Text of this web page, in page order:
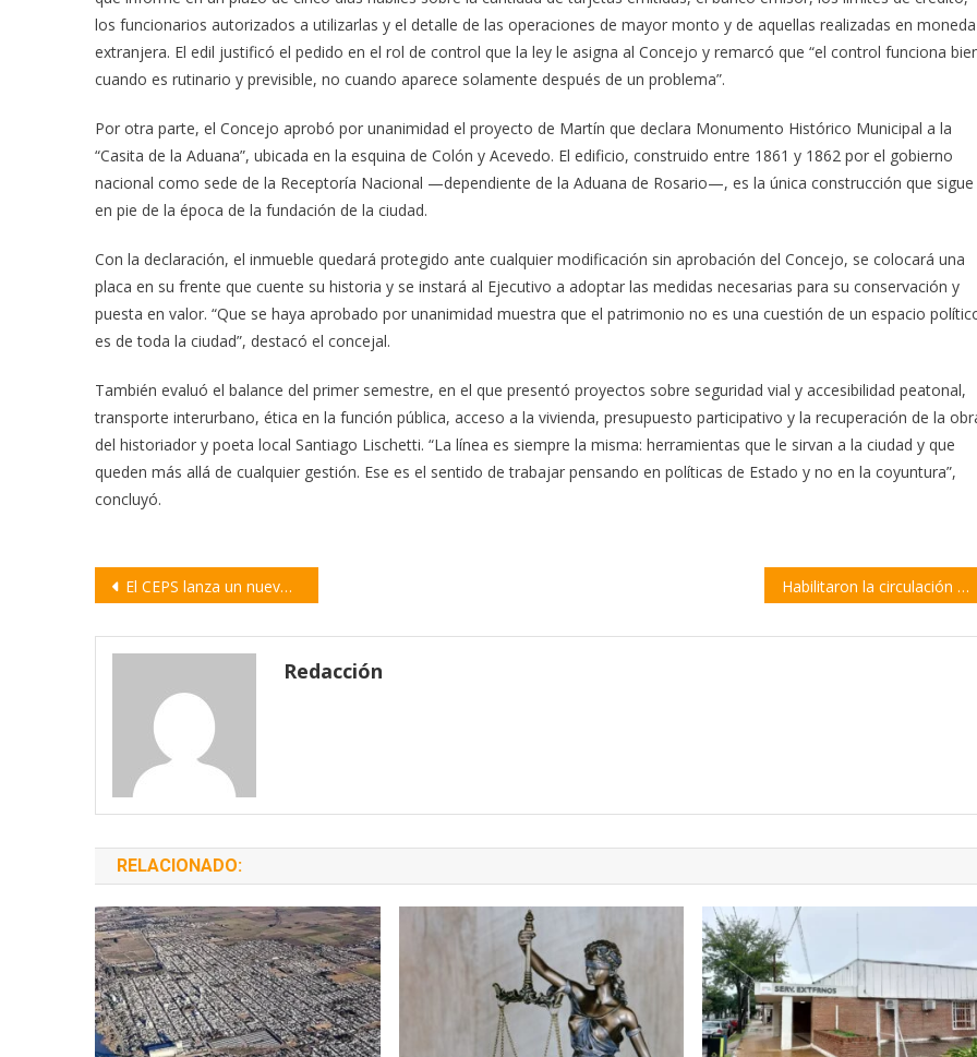
los funcionarios autorizados a utilizarlas y el detalle de las operaciones de mayor monto y de aquellas realizadas en moneda
extranjera. El edil justificó el pedido en el rol de control que la ley le asigna al Concejo y remarcó que “el control funciona
cuando es rutinario y previsible, no cuando aparece solamente después de un problema”.
Por otra parte, el Concejo aprobó por unanimidad el proyecto de Martín que declara Monumento Histórico Municipal a la
“Casita de la Aduana”, ubicada en la esquina de Colón y Acevedo. El edificio, construido entre 1861 y 1862 por el gobierno
nacional como sede de la Receptoría Nacional —dependiente de la Aduana de Rosario—, es la única construcción que sigue
en pie de la época de la fundación de la ciudad.
Con la declaración, el inmueble quedará protegido ante cualquier modificación sin aprobación del Concejo, se colocará una
placa en su frente que cuente su historia y se instará al Ejecutivo a adoptar las medidas necesarias para su conservación y
puesta en valor. “Que se haya aprobado por unanimidad muestra que el patrimonio no es una cuestión de un espacio
es de toda la ciudad”, destacó el concejal.
También evaluó el balance del primer semestre, en el que presentó proyectos sobre seguridad vial y accesibilidad peatonal,
transporte interurbano, ética en la función pública, acceso a la vivienda, presupuesto participativo y la recuperación de la
del historiador y poeta local Santiago Lischetti. “La línea es siempre la misma: herramientas que le sirvan a la ciudad y que
queden más allá de cualquier gestión. Ese es el sentido de trabajar pensando en políticas de Estado y no en la coyuntura”,
concluyó.
Navegación
entradas
El CEPS lanza un nuevo taller de Oratoria Consciente para aprender a expresarse con seguridad y claridad Habilitaron la circulación por calle Acevedo en el tramo entre Islas Malvinas y Teniente Ramos
Redacción
RELACIONADO: